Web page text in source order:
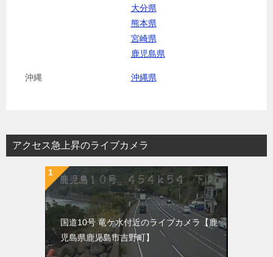
大分県
熊本県
宮崎県
鹿児島県
沖縄 沖縄県
アクセス急上昇のライブカメラ
国道10号 竜ケ水付近のライブカメラ【鹿
児島県鹿児島市吉野町】